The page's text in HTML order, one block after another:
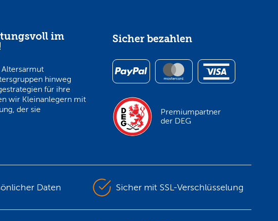
im
hinweg
für ihre
wir Kleinanlegern mit
der sie
Sicher bezahlen
Premiumpartner
der DEG
Daten Sicher mit SSL-Verschlüsselung